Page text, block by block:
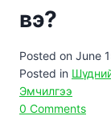
вэ?
Posted on June
Posted in
Эмчилгээ
0 Comments